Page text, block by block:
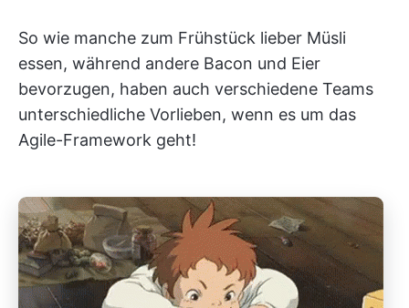
So wie manche zum Frühstück lieber Müsli
essen, während andere Bacon und Eier
bevorzugen, haben auch verschiedene Teams
unterschiedliche Vorlieben, wenn es um das
Agile-Framework geht!